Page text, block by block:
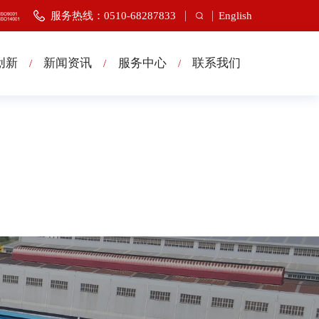
English
服务热线：0510-68287833
新 / 新闻资讯 / 服务中心 / 联系我们